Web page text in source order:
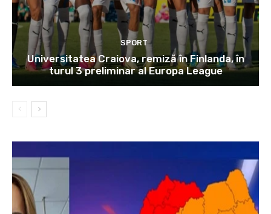
SPORT
Universitatea Craiova, remiză în Finlanda, în
turul 3 preliminar al Europa League